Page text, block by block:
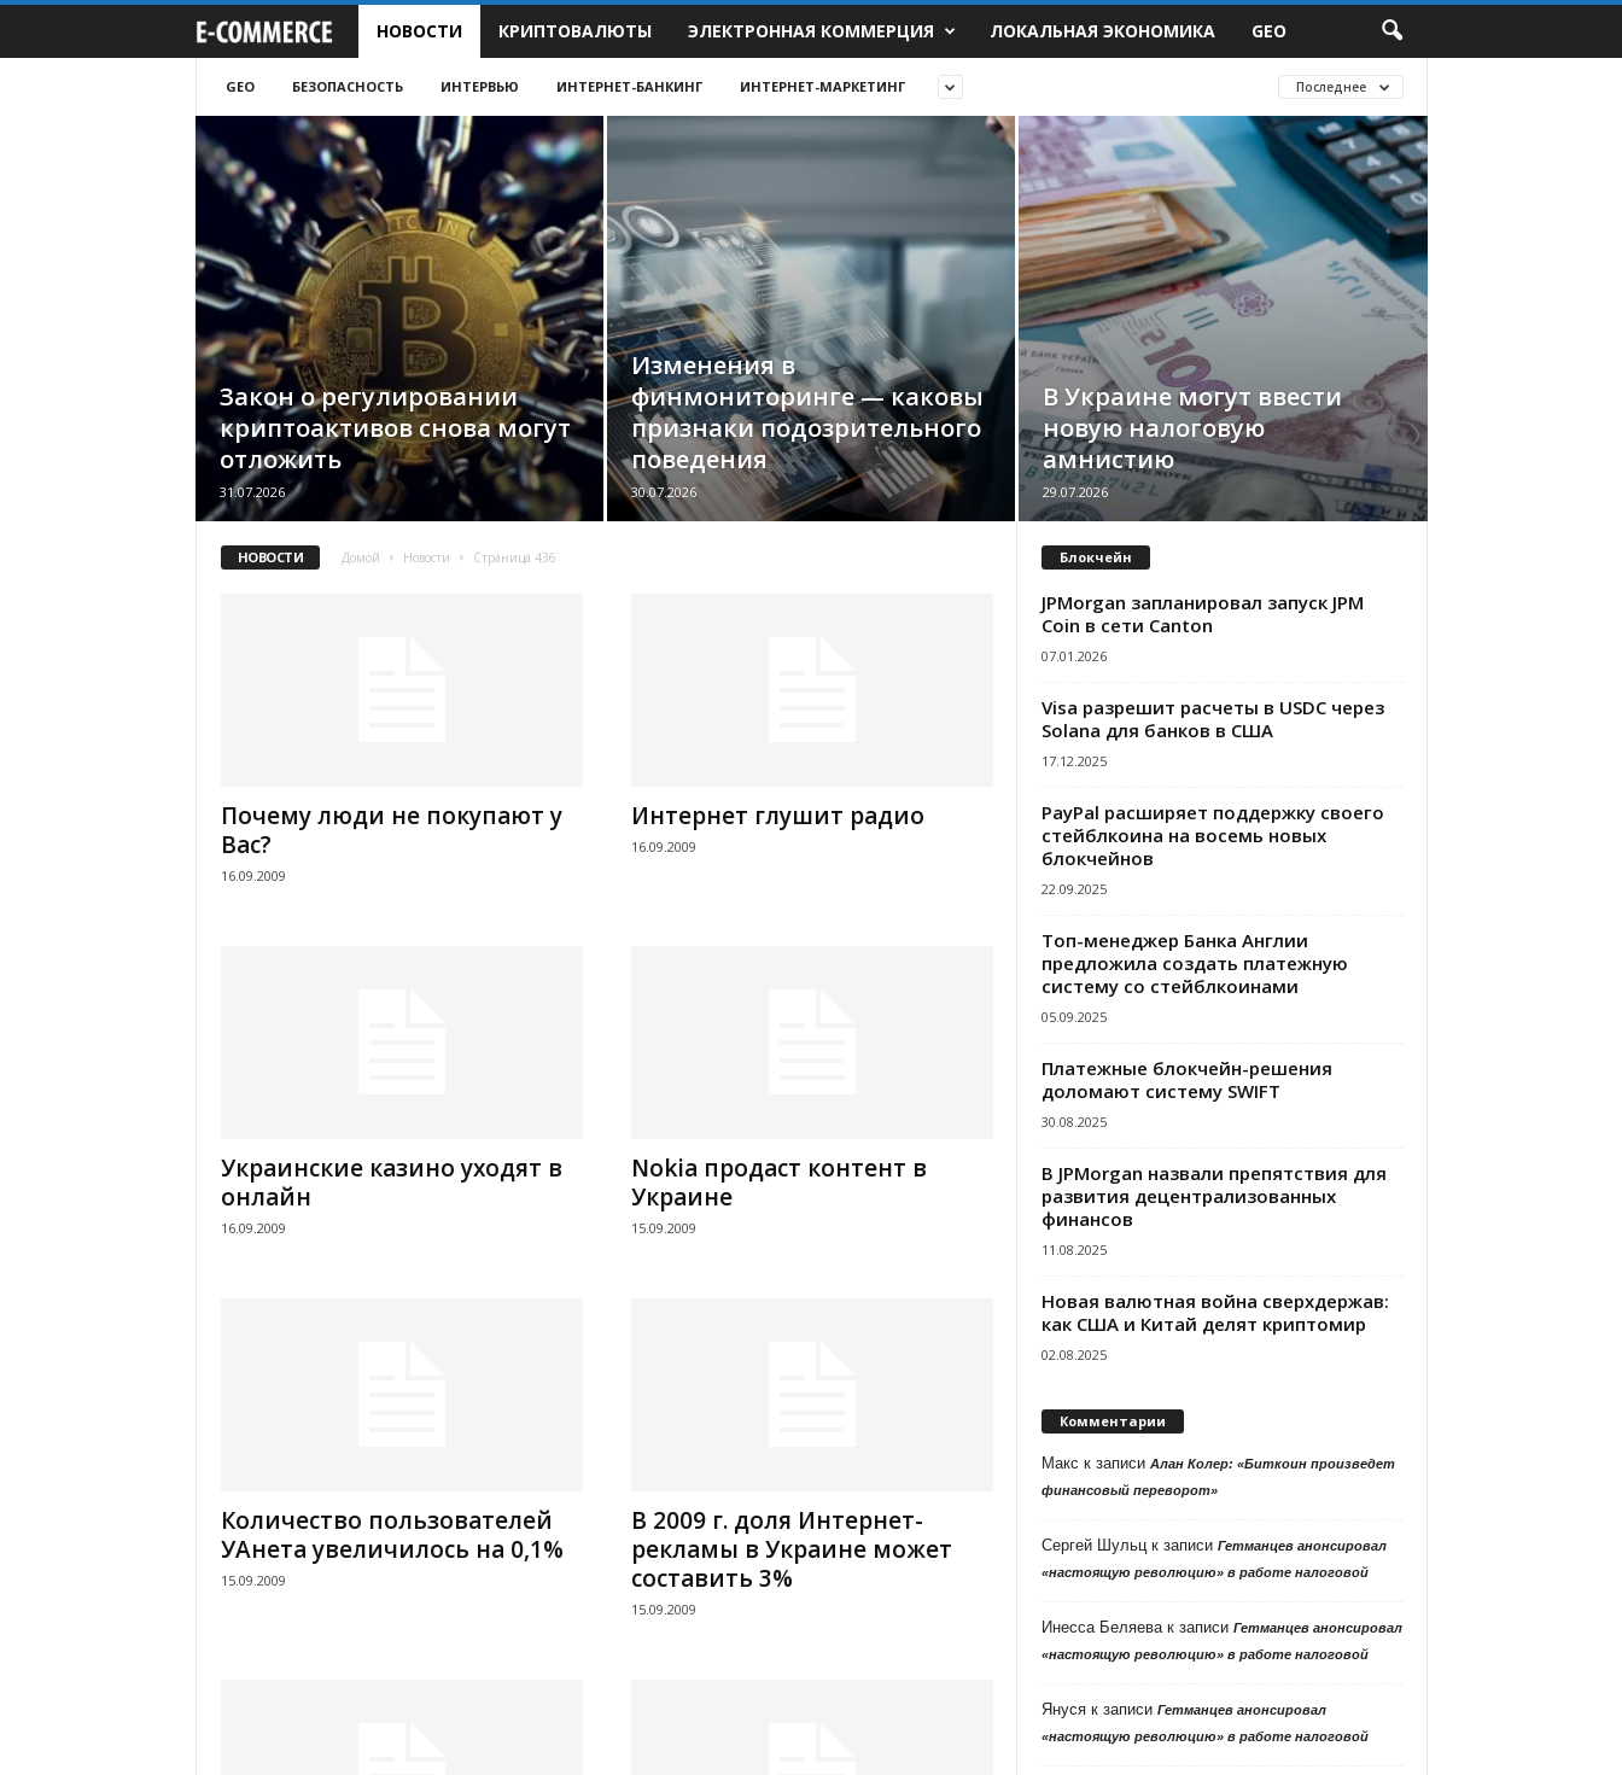
-
C
o
m
m
e
r
c
e
.
u
НОВОСТИ КРИПТОВАЛЮТЫ ЭЛЕКТРОННАЯ КОММЕРЦИЯ ЛОКАЛЬНАЯ ЭКОНОМИКА GEO
GEO БЕЗОПАСНОСТЬ ИНТЕРВЬЮ ИНТЕРНЕТ-БАНКИНГ ИНТЕРНЕТ-МАРКЕТИНГ Последнее
Закон о регулировании
криптоактивов снова могут
отложить
31.07.2026
Изменения в
финмониторинге — каковы
признаки подозрительного
поведения
30.07.2026
В Украине могут ввести
новую налоговую
амнистию
29.07.2026
НОВОСТИ Домой Новости Страница 436
Почему люди не покупают у
Вас?
16.09.2009
Интернет глушит радио
16.09.2009
Украинские казино уходят в
онлайн
16.09.2009
Nokia продаст контент в
Украине
15.09.2009
Количество пользователей
УАнета увеличилось на 0,1%
15.09.2009
В 2009 г. доля Интернет-
рекламы в Украине может
составить 3%
15.09.2009
Блокчейн
JPMorgan запланировал запуск JPM
Coin в сети Canton
07.01.2026
Visa разрешит расчеты в USDC через
Solana для банков в США
17.12.2025
PayPal расширяет поддержку своего
стейблкоина на восемь новых
блокчейнов
22.09.2025
Топ-менеджер Банка Англии
предложила создать платежную
систему со стейблкоинами
05.09.2025
Платежные блокчейн-решения
доломают систему SWIFT
30.08.2025
В JPMorgan назвали препятствия для
развития децентрализованных
финансов
11.08.2025
Новая валютная война сверхдержав:
как США и Китай делят криптомир
02.08.2025
Комментарии
Макс к записи Алан Колер: «Биткоин произведет
финансовый переворот»
Сергей Шульцк записи Гетманцев анонсировал
«настоящую революцию» в работе налоговой
Инесса Беляевак записи Гетманцев анонсировал
«настоящую революцию» в работе налоговой
Янусяк записи Гетманцев анонсировал
«настоящую революцию» в работе налоговой